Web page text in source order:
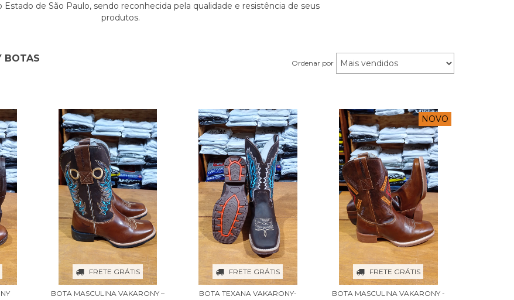
Estado de São Paulo, sendo reconhecida pela qualidade e resistência de seus
produtos.
BOTAS Ordenar por
FRETE GRÁTIS
BOTA MASCULINA VAKARONY –
FRETE GRÁTIS
BOTA TEXANA VAKARONY-
FRETE GRÁTIS
NOVO
BOTA MASCULINA VAKARONY -